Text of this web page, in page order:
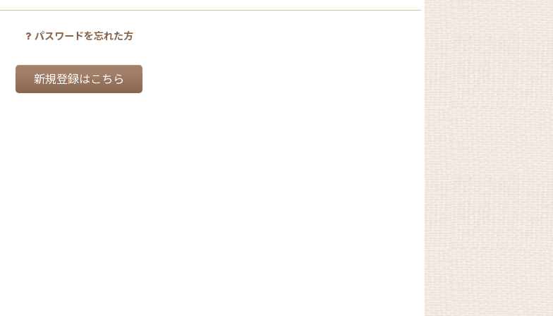
パスワードを忘れた方
新規登録はこちら